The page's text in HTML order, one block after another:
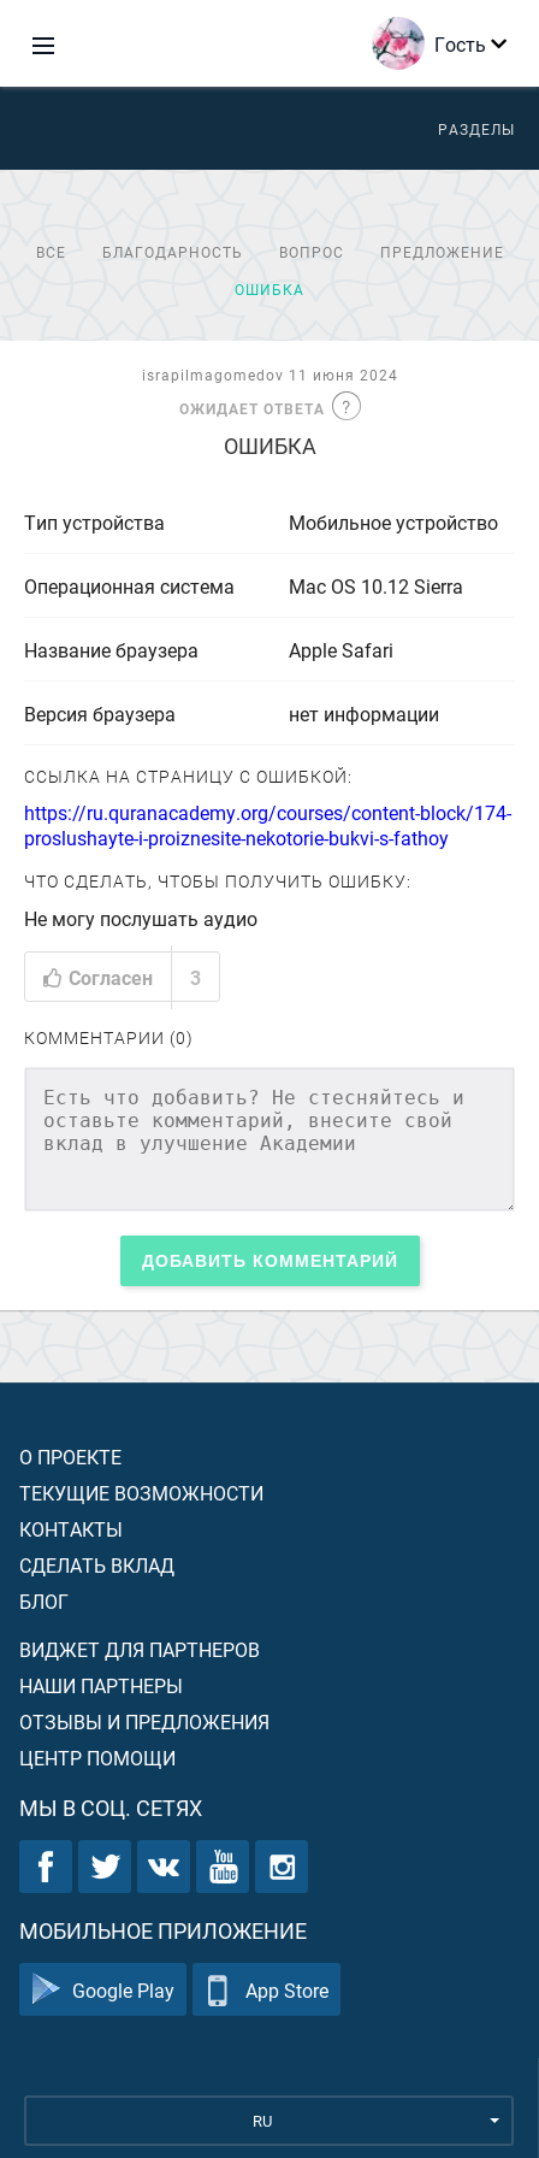
Гость
РАЗДЕЛЫ
ВСЕ БЛАГОДАРНОСТЬ ВОПРОС
ПРЕДЛОЖЕНИЕ
ОШИБКА
israpilmagomedov 11 июня 2024
ОЖИДАЕТ ОТВЕТА
ОШИБКА
Тип устройства Мобильное устройство
Операционная система Mac OS 10.12 Sierra
Название браузера Apple Safari
Версия браузера нет информации
ССЫЛКА НА СТРАНИЦУ С ОШИБКОЙ:
https://ru.quranacademy.org/courses/content-block/174-
proslushayte-i-proiznesite-nekotorie-bukvi-s-fathoy
ЧТО СДЕЛАТЬ, ЧТОБЫ ПОЛУЧИТЬ ОШИБКУ:
Не могу послушать аудио
Согласен 3
КОММЕНТАРИИ (0)
ДОБАВИТЬ КОММЕНТАРИЙ
О ПРОЕКТЕ
ТЕКУЩИЕ ВОЗМОЖНОСТИ
КОНТАКТЫ
СДЕЛАТЬ ВКЛАД
БЛОГ
ВИДЖЕТ ДЛЯ ПАРТНЕРОВ
НАШИ ПАРТНЕРЫ
ОТЗЫВЫ И ПРЕДЛОЖЕНИЯ
ЦЕНТР ПОМОЩИ
МЫ В СОЦ. СЕТЯХ
МОБИЛЬНОЕ ПРИЛОЖЕНИЕ
Google Play App Store
RU